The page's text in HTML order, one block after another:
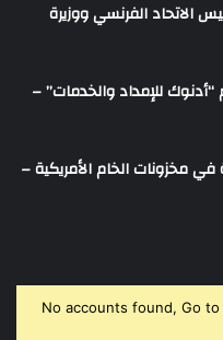
الاتحاد الفرنسي ووزيرة
من أسهم “أدنوك للإمداد والخدمات” –
في مخزونات الخام الأمريكية –
No accounts found, Go